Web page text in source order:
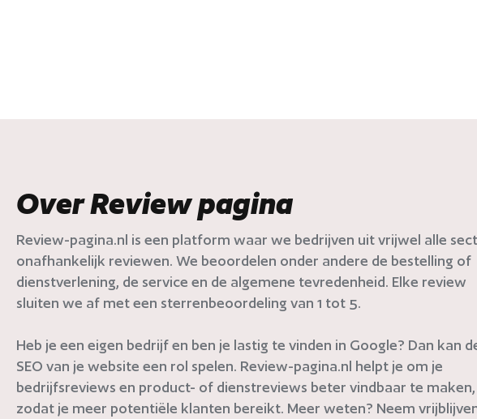
Over Review pagina
Review-pagina.nl is een platform waar we bedrijven uit vrijwel alle
onafhankelijk reviewen. We beoordelen onder andere de bestelling of
dienstverlening, de service en de algemene tevredenheid. Elke review
sluiten we af met een sterrenbeoordeling van 1 tot 5.
Heb je een eigen bedrijf en ben je lastig te vinden in Google? Dan kan
SEO van je website een rol spelen. Review-pagina.nl helpt je om je
bedrijfsreviews en product- of dienstreviews beter vindbaar te maken,
zodat je meer potentiële klanten bereikt. Meer weten? Neem